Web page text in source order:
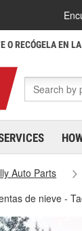
O RECÓGELA EN
Auto Parts
de nieve -